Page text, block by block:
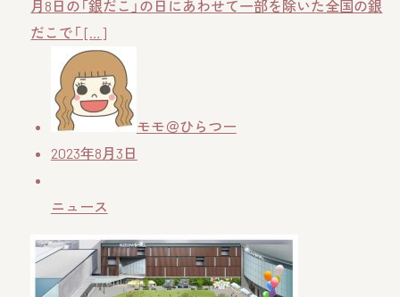
月8日の「銀だこ」の日にあわせて一部を除いた全国の銀
だこで「 […]
モモ＠ひらつー
2023年8月3日
ニュース